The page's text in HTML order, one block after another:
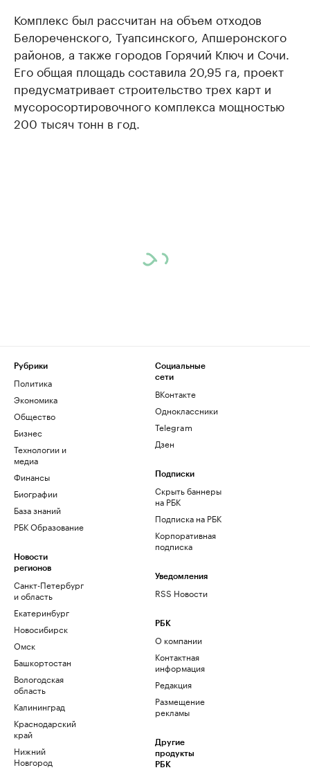
Комплекс был рассчитан на объем отходов
Белореченского, Туапсинского, Апшеронского
районов, а также городов Горячий Ключ и Сочи.
Его общая площадь составила 20,95 га, проект
предусматривает строительство трех карт и
мусоросортировочного комплекса мощностью
200 тысяч тонн в год.
Рубрики
Политика
Экономика
Общество
Бизнес
Технологии и
медиа
Финансы
Биографии
База знаний
РБК Образование
Новости
регионов
Санкт-Петербург
и область
Екатеринбург
Новосибирск
Омск
Башкортостан
Вологодская
область
Калининград
Краснодарский
край
Нижний
Новгород
Социальные
сети
ВКонтакте
Одноклассники
Telegram
Дзен
Подписки
Скрыть баннеры
на РБК
Подписка на РБК
Корпоративная
подписка
Уведомления
RSS Новости
РБК
О компании
Контактная
информация
Редакция
Размещение
рекламы
Другие
продукты
РБК